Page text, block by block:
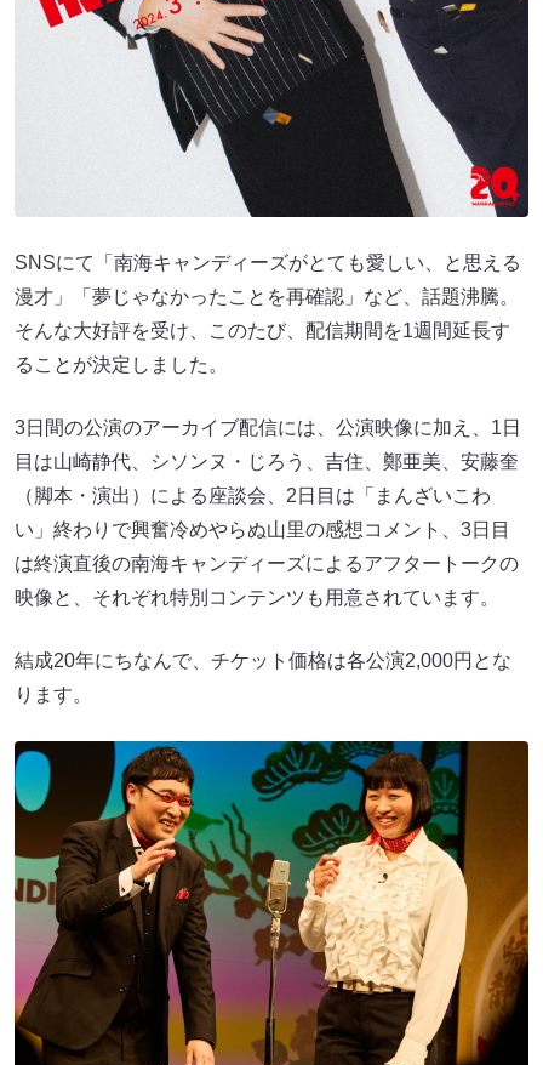
SNSにて「南海キャンディーズがとても愛しい、と思える
漫才」「夢じゃなかったことを再確認」など、話題沸騰。
そんな大好評を受け、このたび、配信期間を1週間延長す
ることが決定しました。
3日間の公演のアーカイブ配信には、公演映像に加え、1日
目は山崎静代、シソンヌ・じろう、吉住、鄭亜美、安藤奎
（脚本・演出）による座談会、2日目は「まんざいこわ
い」終わりで興奮冷めやらぬ山里の感想コメント、3日目
は終演直後の南海キャンディーズによるアフタートークの
映像と、それぞれ特別コンテンツも用意されています。
結成20年にちなんで、チケット価格は各公演2,000円とな
ります。